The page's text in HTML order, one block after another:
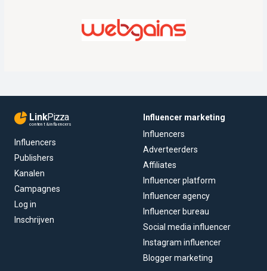
LinkPizza
content & influencers
Influencers
Publishers
Kanalen
Campagnes
Log in
Inschrijven
Influencer marketing
Influencers
Adverteerders
Affiliates
Influencer platform
Influencer agency
Influencer bureau
Social media influencer
Instagram influencer
Blogger marketing